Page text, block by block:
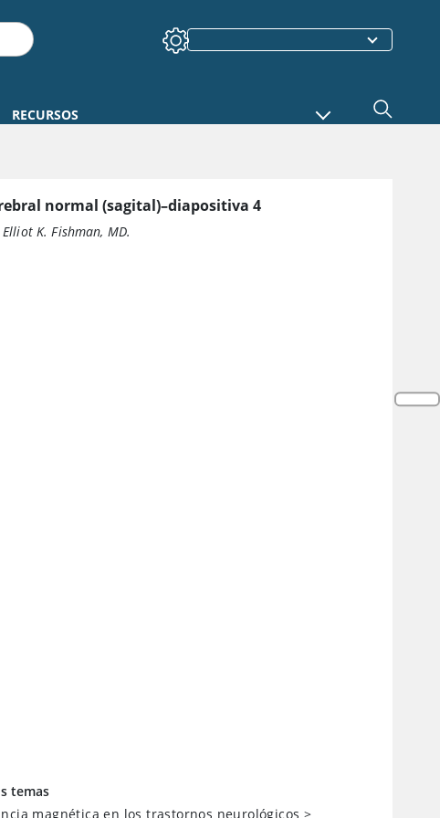
RECURSOS
normal (sagital)–diapositiva 4
K. Fishman, MD.
temas
magnética en los trastornos neurológicos >